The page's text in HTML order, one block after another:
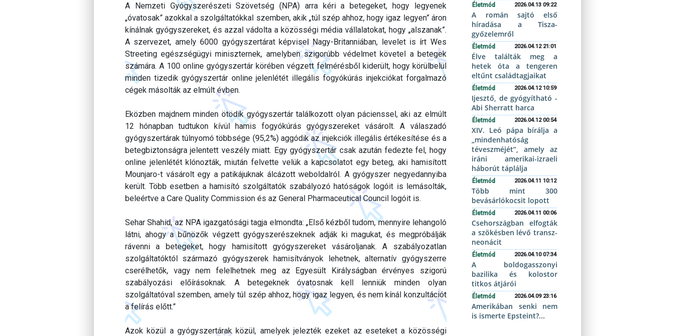
A Nemzeti Gyógyszerészeti Szövetség (NPA) arra kéri a betegeket, hogy legyenek
„óvatosak” azokkal a szolgáltatókkal szemben, akik „túl szép ahhoz, hogy igaz legyen” áron
kínálnak gyógyszereket, és azzal vádolta a közösségi média vállalatokat, hogy „alszanak”.
A szervezet, amely 6000 gyógyszertárat képvisel Nagy-Britanniában, levelet is írt Wes
Streeting egészségügyi miniszternek, amelyben szigorúbb védelmet követel a betegek
számára. A 100 online gyógyszertár körében végzett felmérésből kiderült, hogy körülbelül
minden tizedik gyógyszertár online jelenlétét illegális fogyókúrás injekciókat forgalmazó
cégek másolták az elmúlt évben.
Eközben majdnem minden ötödik gyógyszertár találkozott olyan pácienssel, aki az elmúlt
12 hónapban tudtukon kívül hamis fogyókúrás gyógyszereket vásárolt. A válaszadó
gyógyszertárak túlnyomó többsége (95,2%) aggódik az injekciók illegális értékesítése és a
betegbiztonságra jelentett veszély miatt. Egy gyógyszertár csak azután fedezte fel, hogy
online jelenlétét klónozták, miután felvette velük a kapcsolatot egy beteg, aki hamisított
Mounjaro-t vásárolt egy a patikájuknak álcázott weboldalról. A gyógyszer negyedannyiba
került. Több esetben a hamisító szolgáltatók szabályozó hatóságok logóit is lemásolták,
beleértve a Care Quality Commission és az General Pharmaceutical Council logóit is.
Sehar Shahid, az NPA igazgatósági tagja elmondta: „Első kézből tudom, mennyire lehangoló
látni, ahogy a bűnözők végzett gyógyszerészeknek adják ki magukat, és megpróbálják
rávenni a betegeket, hogy hamisított gyógyszereket vásároljanak. A szabályozatlan
szolgáltatóktól származó gyógyszerek hamisítványok lehetnek, alternatív gyógyszerre
cserélhetők, vagy nem felelhetnek meg az Egyesült Királyságban érvényes szigorú
szabályozási előírásoknak. A betegeknek óvatosnak kell lenniük minden olyan
szolgáltatóval szemben, amely túl szép ahhoz, hogy igaz legyen, és nem kínál konzultációt
a felírás előtt.”
Azok közül a gyógyszertárak közül, amelyek jelezték ezeket az eseteket a közösségi
Életmód 2026.04.13 09:22
A román sajtó első
híradása a Tisza-
győzelemről
Életmód 2026.04.12 21:01
Élve találták meg a
hetek óta a tengeren
eltűnt családtagjaikat
Életmód 2026.04.12 10:59
Ijesztő, de gyógyítható -
Abi Sherratt harca
Életmód 2026.04.12 00:54
XIV. Leó pápa bírálja a
„mindenhatóság
téveszméjét”, amely az
iráni amerikai-izraeli
háborút táplálja
Életmód 2026.04.11 10:12
Több mint 300
bevásárlókocsit lopott
Életmód 2026.04.11 00:06
Csehországban elfogták
a szökésben lévő transz-
neonácit
Életmód 2026.04.10 07:34
A boldogasszonyi
bazilika és kolostor
titkos átjárói
Életmód 2026.04.09 23:16
Amerikában senki nem
is ismerte Epsteint?...